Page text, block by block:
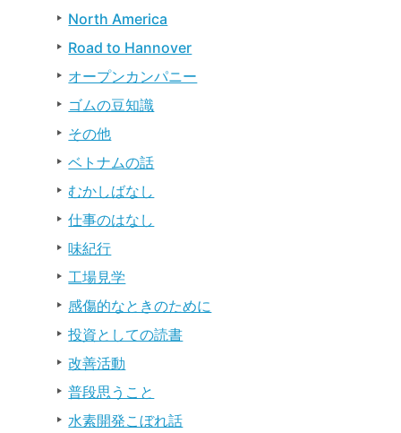
North America
Road to Hannover
オープンカンパニー
ゴムの豆知識
その他
ベトナムの話
むかしばなし
仕事のはなし
味紀行
工場見学
感傷的なときのために
投資としての読書
改善活動
普段思うこと
水素開発こぼれ話